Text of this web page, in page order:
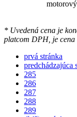
motorový
* Uvedená cena je
platcom DPH, je
prvá stránka
predchádzajúca
285
286
287
288
289